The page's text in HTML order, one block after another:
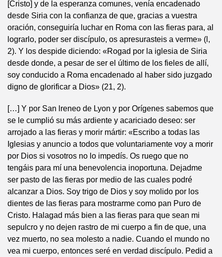
[Cristo] y de la esperanza comunes, venía encadenado
desde Siria con la confianza de que, gracias a vuestra
oración, conseguiría luchar en Roma con las fieras para, al
lograrlo, poder ser discípulo, os apresurasteis a verme» (l,
2). Y los despide diciendo: «Rogad por la iglesia de Siria
desde donde, a pesar de ser el último de los fieles de allí,
soy conducido a Roma encadenado al haber sido juzgado
digno de glorificar a Dios» (21, 2).
[…] Y por San lreneo de Lyon y por Orígenes sabemos que
se le cumplió su más ardiente y acariciado deseo: ser
arrojado a las fieras y morir mártir: «Escribo a todas las
Iglesias y anuncio a todos que voluntariamente voy a morir
por Dios si vosotros no lo impedís. Os ruego que no
tengáis para mí una benevolencia inoportuna. Dejadme
ser pasto de las fieras por medio de las cuales podré
alcanzar a Dios. Soy trigo de Dios y soy molido por los
dientes de las fieras para mostrarme como pan Puro de
Cristo. Halagad más bien a las fieras para que sean mi
sepulcro y no dejen rastro de mi cuerpo a fin de que, una
vez muerto, no sea molesto a nadie. Cuando el mundo no
vea mi cuerpo, entonces seré en verdad discípulo. Pedid a